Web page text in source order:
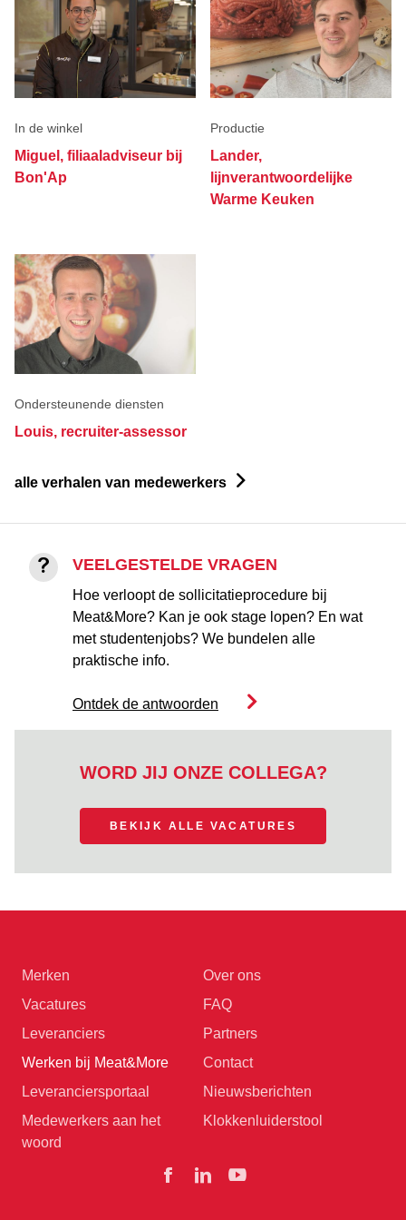
terugvinden.
In de winkel
Miguel, filiaaladviseur bij
Bon'Ap
Productie
Lander,
lijnverantwoordelijke
Warme Keuken
Ondersteunende diensten
Louis, recruiter-assessor
alle verhalen van medewerkers
VEELGESTELDE VRAGEN
Hoe verloopt de sollicitatieprocedure bij
Meat&More? Kan je ook stage lopen? En wat
met studentenjobs? We bundelen alle
praktische info.
Ontdek de antwoorden
WORD JIJ ONZE COLLEGA?
BEKIJK ALLE VACATURES
Merken
Over ons
Vacatures
FAQ
Leveranciers
Partners
Werken bij Meat&More
Contact
Leveranciersportaal
Nieuwsberichten
Medewerkers aan het
woord
Klokkenluiderstool
Facebook
Linkedin